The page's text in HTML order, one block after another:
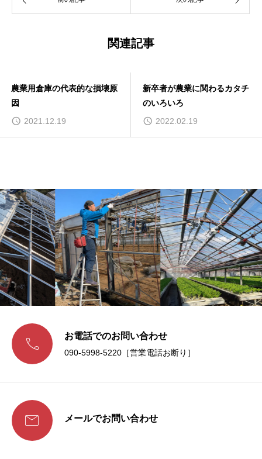
関連記事
農業用倉庫の代表的な損壊原
因
2021.12.19
新卒者が農業に関わるカタチ
のいろいろ
2022.02.19
 お電話でのお問い合わせ
090-5998-5220［営業電話お断り］
 メールでお問い合わせ